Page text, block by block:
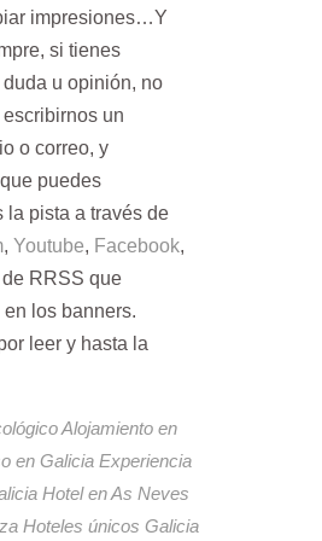
impresiones…Y
si tienes
u opinión, no
un
o correo, y
puedes
la pista a través de
, Youtube, Facebook,
RRSS que
los banners.
leer y hasta la
Alojamiento en
en Galicia Experiencia
Hotel en As Neves
Hoteles únicos Galicia